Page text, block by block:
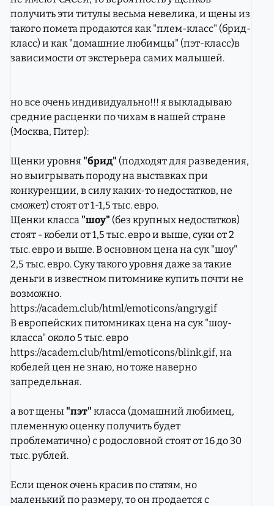
получить эти титулы весьма невелика, и щены из
такого помета продаются как "плем-класс" (брид-
класс) и как "домашние любимцы" (пэт-класс)в
зависимости от экстерьера самих малышей.
но все очень индивидуально!!! я выкладываю
средние расценки по чихам в нашей стране
(Москва, Питер):
Щенки уровня "брид" (подходят для разведения,
но выигрывать породу на выставках при
конкуренции, в силу каких-то недостатков, не
сможет) стоят от 1-1,5 тыс. евро.
Щенки класса "шоу" (без крупных недостатков)
стоят - кобели от 1,5 тыс. евро и выше, суки от 2
тыс. евро и выше. В основном цена на сук "шоу"
2,5 тыс. евро. Суку такого уровня даже за такие
деньги в известном питомнике купить почти не
возможно.
https://academ.club/html/emoticons/angry.gif
В европейских питомниках цена на сук "шоу-
класса" около 5 тыс. евро
https://academ.club/html/emoticons/blink.gif, на
кобелей цен не знаю, но тоже наверно
запредельная.
а вот щены "пэт" класса (домашний любимец,
племенную оценку получить будет
проблематично) с родословной стоят от 16 до 30
тыс. рублей.
Если щенок очень красив по статям, но
маленький по размеру, то он продается с